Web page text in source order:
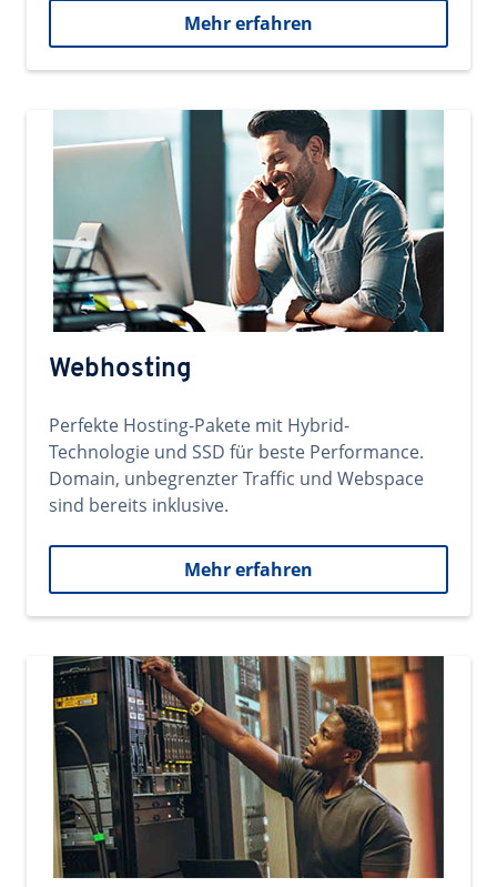
Mehr erfahren
Webhosting
Perfekte Hosting-Pakete mit Hybrid-
Technologie und SSD für beste Performance.
Domain, unbegrenzter Traffic und Webspace
sind bereits inklusive.
Mehr erfahren